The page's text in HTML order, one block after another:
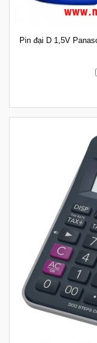
Pin đại D 1,5V